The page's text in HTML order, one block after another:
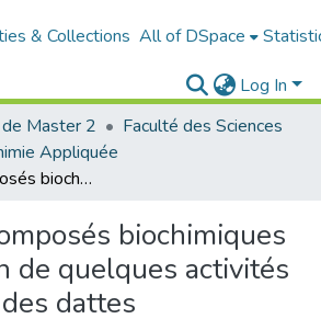
& Collections All of DSpace
Log In
Master 2
Faculté des Sciences
Appliquée
Etude des composés biochimiques et évaluation de quelques activités biologiques des dattes
biochimiques
de quelques activités
dattes